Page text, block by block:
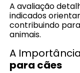
A avaliação
indicados
contribuindo
animais.
A
para cães